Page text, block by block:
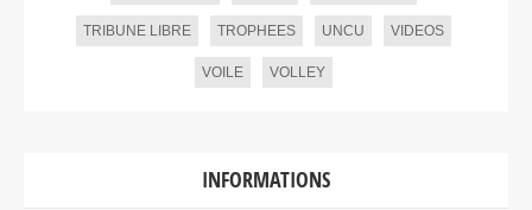
TRIBUNE LIBRE TROPHEES UNCU VIDEOS
VOILE VOLLEY
INFORMATIONS